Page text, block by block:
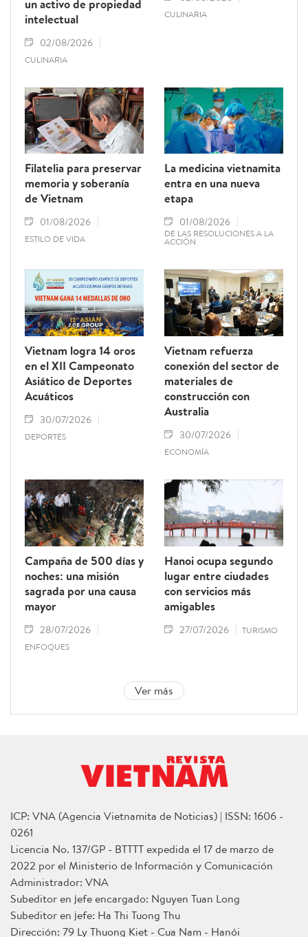
un activo de propiedad
intelectual
02/08/2026
CULINARIA
CULINARIA
Filatelia para preservar
memoria y soberanía
de Vietnam
01/08/2026
ESTILO DE VIDA
La medicina vietnamita
entra en una nueva
etapa
01/08/2026
DE LAS RESOLUCIONES A LA
ACCIÓN
Vietnam logra 14 oros
en el XII Campeonato
Asiático de Deportes
Acuáticos
30/07/2026
DEPORTES
Vietnam refuerza
conexión del sector de
materiales de
construcción con
Australia
30/07/2026
ECONOMÍA
Campaña de 500 días y
noches: una misión
sagrada por una causa
mayor
28/07/2026
ENFOQUES
Hanoi ocupa segundo
lugar entre ciudades
con servicios más
amigables
27/07/2026 TURISMO
Ver más
ICP: VNA (Agencia Vietnamita de Noticias) | ISSN: 1606 -
0261
Licencia No. 137/GP - BTTTT expedida el 17 de marzo de
2022 por el Ministerio de Información y Comunicación
Administrador: VNA
Subeditor en jefe encargado: Nguyen Tuan Long
Subeditor en jefe: Ha Thi Tuong Thu
Dirección: 79 Ly Thuong Kiet - Cua Nam - Hanói